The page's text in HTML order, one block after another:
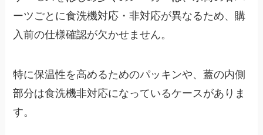
ーツごとに食洗機対応・非対応が異なるため、購
入前の仕様確認が欠かせません。
特に保温性を高めるためのパッキンや、蓋の内側
部分は食洗機非対応になっているケースがありま
す。